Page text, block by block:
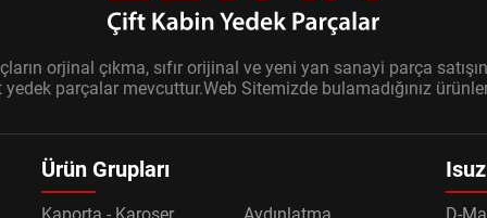
orjinal çıkma, sıfır orijinal ve yeni yan sanayi parça
parçalar mevcuttur.Web Sitemizde bulamadığınız
Ürün Grupları